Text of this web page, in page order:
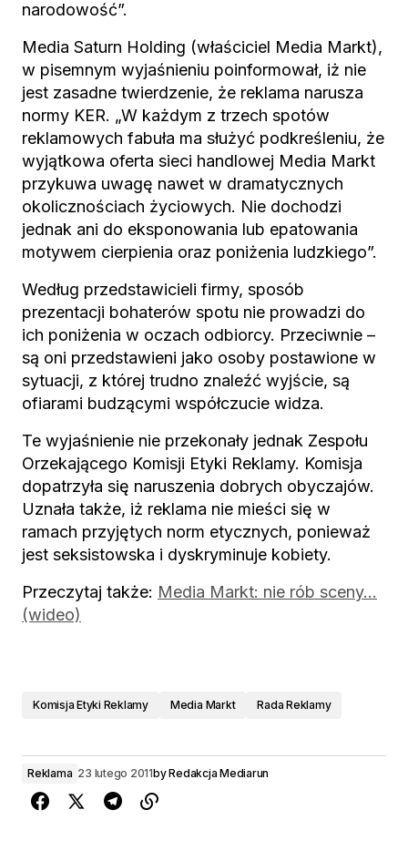
narodowość”.
Media Saturn Holding (właściciel Media Markt),
w pisemnym wyjaśnieniu poinformował, iż nie
jest zasadne twierdzenie, że reklama narusza
normy KER. „W każdym z trzech spotów
reklamowych fabuła ma służyć podkreśleniu, że
wyjątkowa oferta sieci handlowej Media Markt
przykuwa uwagę nawet w dramatycznych
okolicznościach życiowych. Nie dochodzi
jednak ani do eksponowania lub epatowania
motywem cierpienia oraz poniżenia ludzkiego”.
Według przedstawicieli firmy, sposób
prezentacji bohaterów spotu nie prowadzi do
ich poniżenia w oczach odbiorcy. Przeciwnie –
są oni przedstawieni jako osoby postawione w
sytuacji, z której trudno znaleźć wyjście, są
ofiarami budzącymi współczucie widza.
Te wyjaśnienie nie przekonały jednak Zespołu
Orzekającego Komisji Etyki Reklamy. Komisja
dopatrzyła się naruszenia dobrych obyczajów.
Uznała także, iż reklama nie mieści się w
ramach przyjętych norm etycznych, ponieważ
jest seksistowska i dyskryminuje kobiety.
Przeczytaj także: Media Markt: nie rób sceny…
(wideo)
Komisja Etyki Reklamy Media Markt Rada Reklamy
Reklama 23 lutego 2011byRedakcja Mediarun